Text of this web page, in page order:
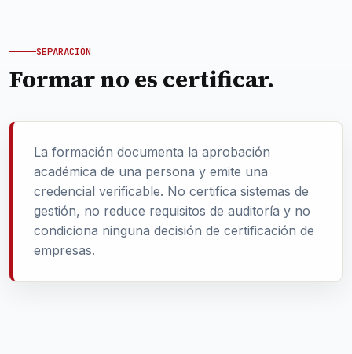
SEPARACIÓN
Formar no es certificar.
La formación documenta la aprobación
académica de una persona y emite una
credencial verificable. No certifica sistemas de
gestión, no reduce requisitos de auditoría y no
condiciona ninguna decisión de certificación de
empresas.